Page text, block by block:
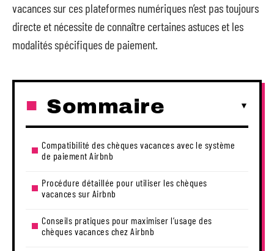
vacances sur ces plateformes numériques n’est pas toujours
directe et nécessite de connaître certaines astuces et les
modalités spécifiques de paiement.
Sommaire
Compatibilité des chèques vacances avec le système
de paiement Airbnb
Procédure détaillée pour utiliser les chèques
vacances sur Airbnb
Conseils pratiques pour maximiser l’usage des
chèques vacances chez Airbnb